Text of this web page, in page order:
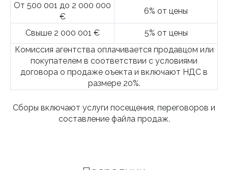
От 500 001 до 2 000 000
€
6% от цены
Свыше 2 000 001 €
5% от цены
Комиссия агентства оплачивается продавцом или
покупателем в соответствии с условиями
договора о продаже оъекта и включают НДС в
размере 20%.
Сборы включают услуги посещения, переговоров и
составление файла продаж.